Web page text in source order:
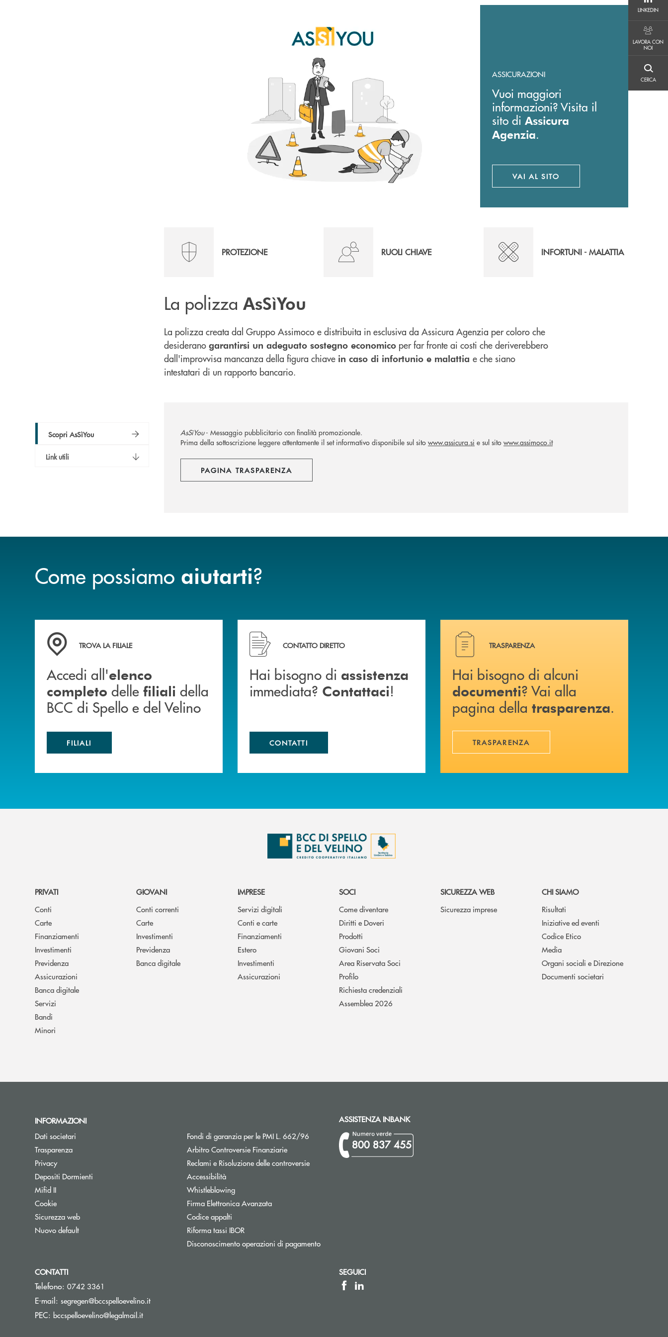
LINKEDIN
LINKEDIN
LAVORA CON
NOI
CERCA
ASSICURAZIONI
Vuoi maggiori
informazioni? Visita il
sito di Assicura
Agenzia.
VAI AL SITOAPRE UNA NUOVA FINESTRA
Scopri AsSìYou
Link utili
PROTEZIONE RUOLI CHIAVE INFORTUNI - MALATTIA
La polizza AsSìYou
La polizza creata dal Gruppo Assimoco e distribuita in esclusiva da Assicura Agenzia per coloro che
desiderano garantirsi un adeguato sostegno economico per far fronte ai costi che deriverebbero
dall'improvvisa mancanza della figura chiave in caso di infortunio e malattia e che siano
intestatari di un rapporto bancario.
AsSìYou- Messaggio pubblicitario con finalità promozionale.
Prima della sottoscrizione leggere attentamente il set informativo disponibile sul sito www.assicura.si e sul sito www.assimoco.it
PAGINA TRASPARENZA
Come possiamo aiutarti?
Accedi all' elenco completo delle filiali della BCC di Spello e del Velino
TROVA LA FILIALE
Accedi all'elenco
completo delle filiali della
BCC di Spello e del Velino
FILIALI
Hai bisogno di assistenza immediata? Contattaci !
CONTATTO DIRETTO
Hai bisogno di assistenza
immediata? Contattaci!
CONTATTI
Hai bisogno di alcuni documenti ? Vai alla pagina della
TRASPARENZA
Hai bisogno di alcuni
documenti? Vai alla
pagina della trasparenza.
TRASPARENZA
PRIVATI
Conti
Carte
Finanziamenti
Investimenti
Previdenza
Assicurazioni
Banca digitale
Servizi
Bandi
Minori
GIOVANI
Conti correnti
Carte
Investimenti
Previdenza
Banca digitale
IMPRESE
Servizi digitali
Conti e carte
Finanziamenti
Estero
Investimenti
Assicurazioni
SOCI
Come diventare
Diritti e Doveri
Prodotti
Giovani Soci
Area Riservata Soci
Profilo
Richiesta credenziali
Assemblea 2026
SICUREZZA WEB
Sicurezza imprese
CHI SIAMO
Risultati
Iniziative ed eventi
Codice Etico
Media
Organi sociali e Direzione
Documenti societari
INFORMAZIONI
Dati societari
Trasparenza
Privacy
Depositi Dormienti
Mifid II
Cookie
Sicurezza web
Nuovo default
Fondi di garanzia per le PMI L. 662/96 Apre una nuova finestra
Arbitro Controversie FinanziarieApre una nuova finestra
Reclami e Risoluzione delle controversie
Accessibilità
Whistleblowing
Firma Elettronica Avanzata
Codice appalti
Riforma tassi IBORApre una nuova finestra
Disconoscimento operazioni di pagamento
ASSISTENZA INBANK
800 837 455
CONTATTI
Telefono: 0742 3361
E-mail: segregen@bccspelloevelino.it(si apre l’app di posta elettronica)
PEC: bccspelloevelino@legalmail.it(si apre l’app di posta elettronica)
SEGUICI